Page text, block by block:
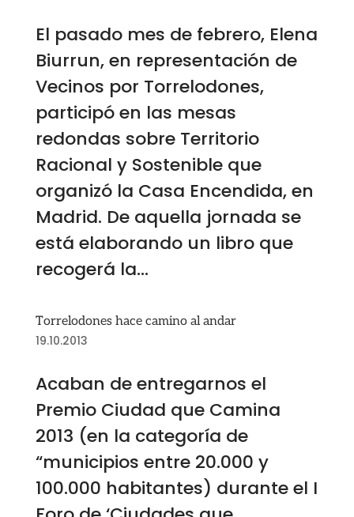
El pasado mes de febrero, Elena
Biurrun, en representación de
Vecinos por Torrelodones,
participó en las mesas
redondas sobre Territorio
Racional y Sostenible que
organizó la Casa Encendida, en
Madrid. De aquella jornada se
está elaborando un libro que
recogerá la...
Torrelodones hace camino al andar
19.10.2013
Acaban de entregarnos el
Premio Ciudad que Camina
2013 (en la categoría de
“municipios entre 20.000 y
100.000 habitantes) durante el I